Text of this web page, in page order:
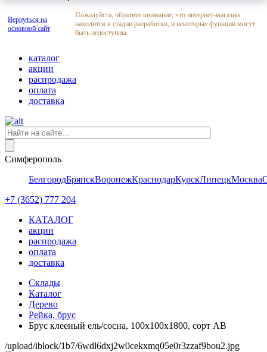
Вернуться на
основной сайт
Пожалуйста, обратите внимание, что интернет-магазин
находится в стадии разработки, и некоторые функции могут
быть недоступны.
каталог
акции
распродажа
оплата
доставка
Симферополь
БелгородБрянскВоронежКраснодарКурскЛипецкМосква
+7 (3652) 777 204
КАТАЛОГ
акции
распродажа
оплата
доставка
Склады
Каталог
Дерево
Рейка, брус
Брус клееный ель/сосна, 100х100х1800, сорт АВ
/upload/iblock/1b7/6wdl6dxj2w0cekxmq05e0r3zzaf9bou2.jpg